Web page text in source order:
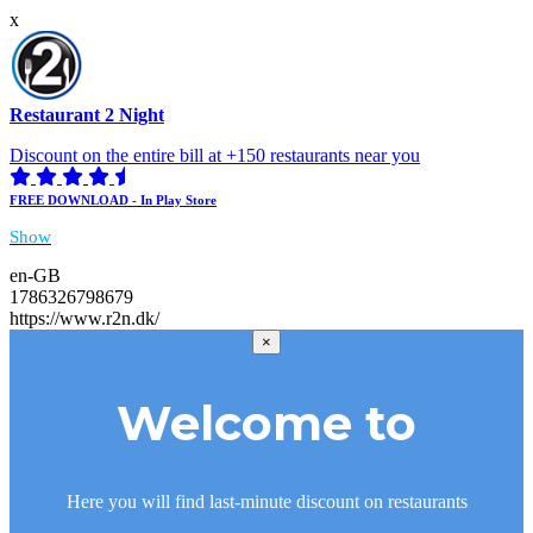
x
Restaurant 2 Night
Discount on the entire bill at +150 restaurants near you
FREE DOWNLOAD - In Play Store
Show
en-GB
1786326798679
https://www.r2n.dk/
×
Welcome to
Here you will find last-minute discount on restaurants